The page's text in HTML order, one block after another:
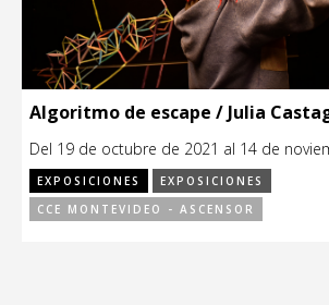
Algoritmo de escape / Julia
Del 19 de octubre de 2021 al 14 de
EXPOSICIONES
EXPOSICIONES
CCE MONTEVIDEO - ASCENSOR